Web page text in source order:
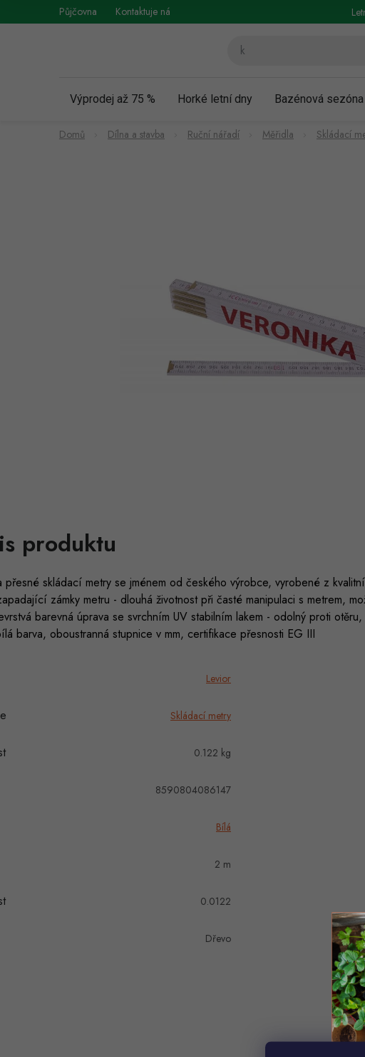
na
Půjčovna Kontaktuje nás Vrácení a
Výprodej až 75 % Horké letní dny Bazénová sezóna
Domů Dílna a stavba Ruční nářadí Měřidla Skládací
produktu
přesné skládací metry se jménem od českého výrobce, vyrobené z
zámky metru - dlouhá životnost při časté manipulaci s metrem,
barevná úprava se svrchním UV stabilním lakem - odolný proti
barva, oboustranná stupnice v mm, certifikace přesnosti EG III
Levior
Skládací metry
0.122 kg
8590804086147
Bílá
2 m
0.0122
Dřevo